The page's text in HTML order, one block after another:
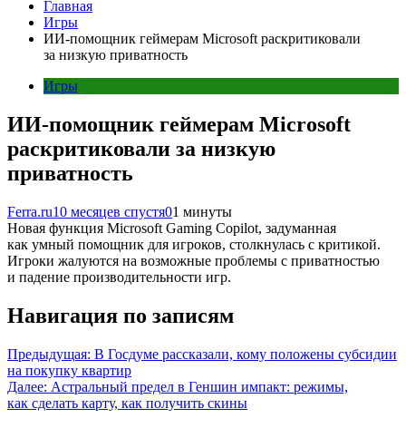
Главная
Игры
ИИ-помощник геймерам Microsoft раскритиковали
за низкую приватность
Игры
ИИ-помощник геймерам Microsoft
раскритиковали за низкую
приватность
Ferra.ru10 месяцев спустя01 минуты
Новая функция Microsoft Gaming Copilot, задуманная
как умный помощник для игроков, столкнулась с критикой.
Игроки жалуются на возможные проблемы с приватностью
и падение производительности игр.
Навигация по записям
Предыдущая: В Госдуме рассказали, кому положены субсидии
на покупку квартир
Далее: Астральный предел в Геншин импакт: режимы,
как сделать карту, как получить скины